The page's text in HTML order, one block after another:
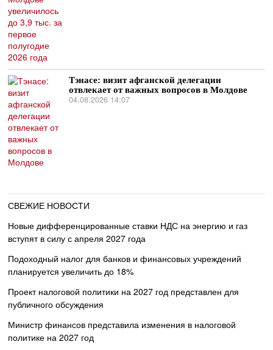
Тэнасе: визит афганской делегации
отвлекает от важных вопросов в Молдове
04.08.2026 14:07
СВЕЖИЕ НОВОСТИ
Новые дифференцированные ставки НДС на энергию и газ
вступят в силу с апреля 2027 года
Подоходный налог для банков и финансовых учреждений
планируется увеличить до 18%
Проект налоговой политики на 2027 год представлен для
публичного обсуждения
Министр финансов представила изменения в налоговой
политике на 2027 год